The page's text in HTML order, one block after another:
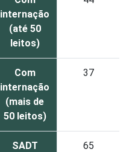
internação
(até 50
leitos)
Com
internação
(mais de
50 leitos)
37
SADT 65